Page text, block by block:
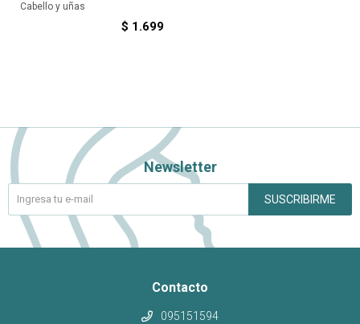
Cabello y uñas
$ 1.699
Contacto
095151594
Newsletter
SUSCRIBIRME